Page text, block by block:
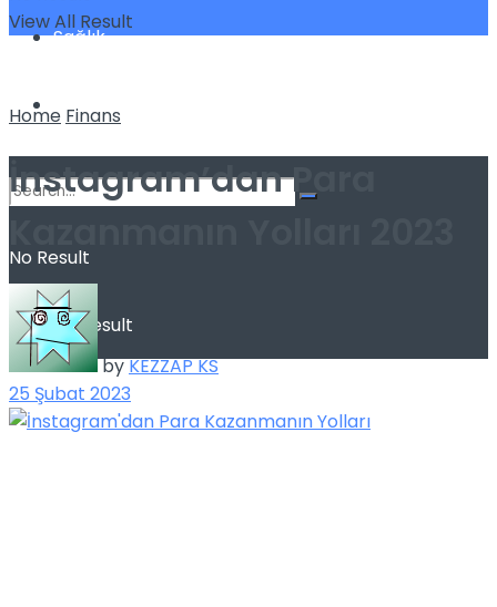
Sağlık
Spor
No Result
View All Result
View All Result
Home Finans
İnstagram’dan Para
byKEZZAP KS
25 Şubat 2023